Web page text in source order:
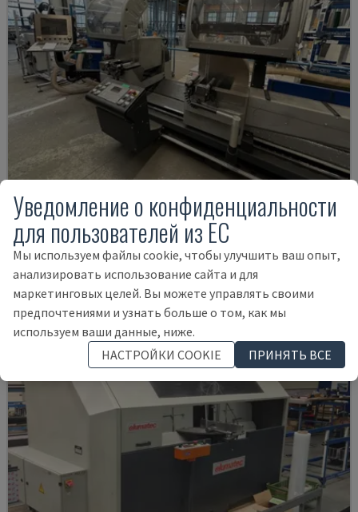
PDG E CUT
SCHÜCO - ЦИРКУЛЯРНАЯ ПИЛА ПО МЕТАЛЛУ
ГЕРМАНИЯ 2009
Уведомление о конфиденциальности
для пользователей из ЕС
Мы используем файлы cookie, чтобы улучшить ваш опыт,
анализировать использование сайта и для
маркетинговых целей. Вы можете управлять своими
предпочтениями и узнать больше о том, как мы
используем ваши данные, ниже.
НАСТРОЙКИ COOKIE
ПРИНЯТЬ ВСЕ